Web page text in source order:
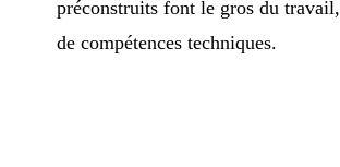
préconstruits font le gros du
de compétences techniques.